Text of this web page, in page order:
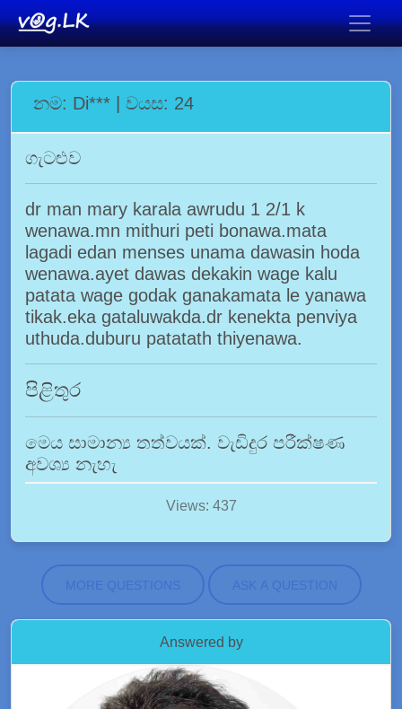
නම: Di*** | වයස: 24
ගැටළුව
dr man mary karala awrudu 1 2/1 k
wenawa.mn mithuri peti bonawa.mata
lagadi edan menses unama dawasin hoda
wenawa.ayet dawas dekakin wage kalu
patata wage godak ganakamata le yanawa
tikak.eka gataluwakda.dr kenekta penviya
uthuda.duburu patatath thiyenawa.
පිළිතුර
මෙය සාමාන්‍ය තත්වයක්. වැඩිදුර පරීක්ෂණ
අවශ්‍ය නැහැ
Views: 437
MORE QUESTIONS ASK A QUESTION
Answered by